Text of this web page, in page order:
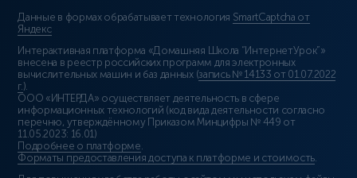
Данные в формах обрабатывает технология SmartCaptcha от
Яндекс
Интерактивная платформа «Домашняя Школа “ИнтернетУрок”»
внесена в реестр российских программ для электронных
вычислительных машин и баз данных (запись № 14133 от 01.07.2022
г.).
ООО «ИНТЕРДА» осуществляет деятельность в сфере
информационных технологий (код вида деятельности согласно
перечню, утверждённому Приказом Минцифры № 449 от
11.05.2023: 16.01)
Подробнее о платформе.
Форматы предоставления доступа к платформе и стоимость.